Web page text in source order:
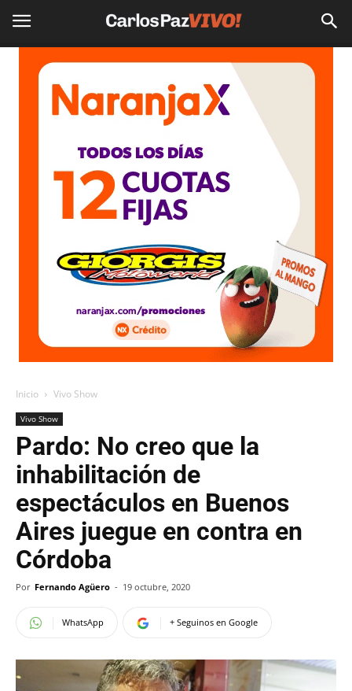
Inicio Vivo Show
Vivo Show
Pardo: No creo que la
inhabilitación de
espectáculos en Buenos
Aires juegue en contra en
Córdoba
Por Fernando Agüero - 19 octubre, 2020
WhatsApp + Seguinos en Google